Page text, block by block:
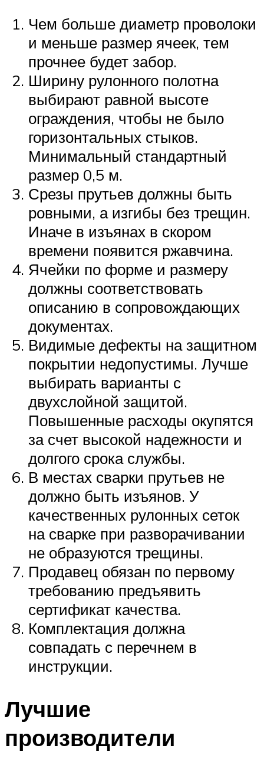
Чем больше диаметр проволоки
и меньше размер ячеек, тем
прочнее будет забор.
Ширину рулонного полотна
выбирают равной высоте
ограждения, чтобы не было
горизонтальных стыков.
Минимальный стандартный
размер 0,5 м.
Срезы прутьев должны быть
ровными, а изгибы без трещин.
Иначе в изъянах в скором
времени появится ржавчина.
Ячейки по форме и размеру
должны соответствовать
описанию в сопровождающих
документах.
Видимые дефекты на защитном
покрытии недопустимы. Лучше
выбирать варианты с
двухслойной защитой.
Повышенные расходы окупятся
за счет высокой надежности и
долгого срока службы.
В местах сварки прутьев не
должно быть изъянов. У
качественных рулонных сеток
на сварке при разворачивании
не образуются трещины.
Продавец обязан по первому
требованию предъявить
сертификат качества.
Комплектация должна
совпадать с перечнем в
инструкции.
Лучшие
производители